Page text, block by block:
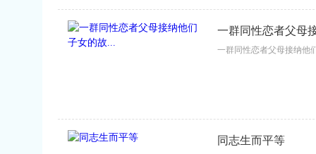
一群同性恋者父母
一群同性恋者父母接纳他
同志生而平等